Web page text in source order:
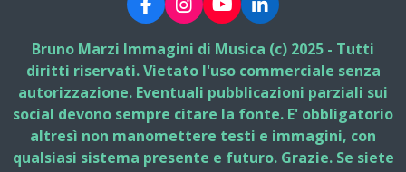
F
a
c
e
b
o
o
k
I
n
s
t
a
g
r
a
m
Y
o
u
T
u
b
e
L
i
n
k
e
d
I
n
Bruno Marzi Immagini di Musica (c) 2025 - Tutti
diritti riservati. Vietato l'uso commerciale senza
autorizzazione. Eventuali pubblicazioni parziali sui
social devono sempre citare la fonte. E' obbligatorio
altresì non manomettere testi e immagini, con
qualsiasi sistema presente e futuro. Grazie. Se siete